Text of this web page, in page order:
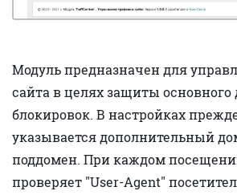
Модуль предназначен для
сайта в целях защиты основного
блокировок. В настройках
указывается дополнительный
поддомен. При каждом
проверяет "User-Agent"